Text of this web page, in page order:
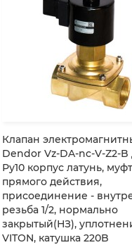
Клапан
Dendor Vz-DA-nc-V-Z2-B
Ру10 корпус латунь,
прямого действия,
присоединение -
резьба 1/2, нормально
закрытый(НЗ),
VITON, катушка 220B